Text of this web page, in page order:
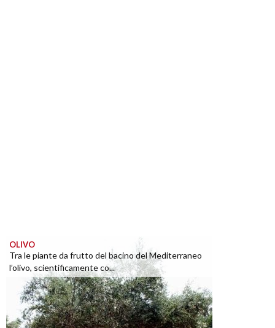
OLIVO
Tra le piante da frutto del bacino del Mediterraneo
l’olivo, scientificamente co...